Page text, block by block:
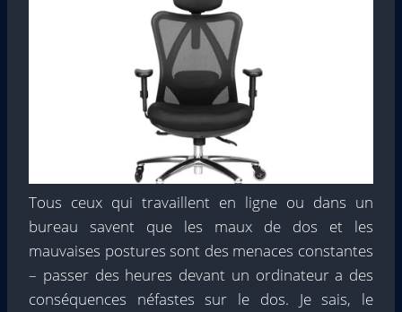
Tous ceux qui travaillent en ligne ou dans un
bureau savent que les maux de dos et les
mauvaises postures sont des menaces constantes
– passer des heures devant un ordinateur a des
conséquences néfastes sur le dos. Je sais, le